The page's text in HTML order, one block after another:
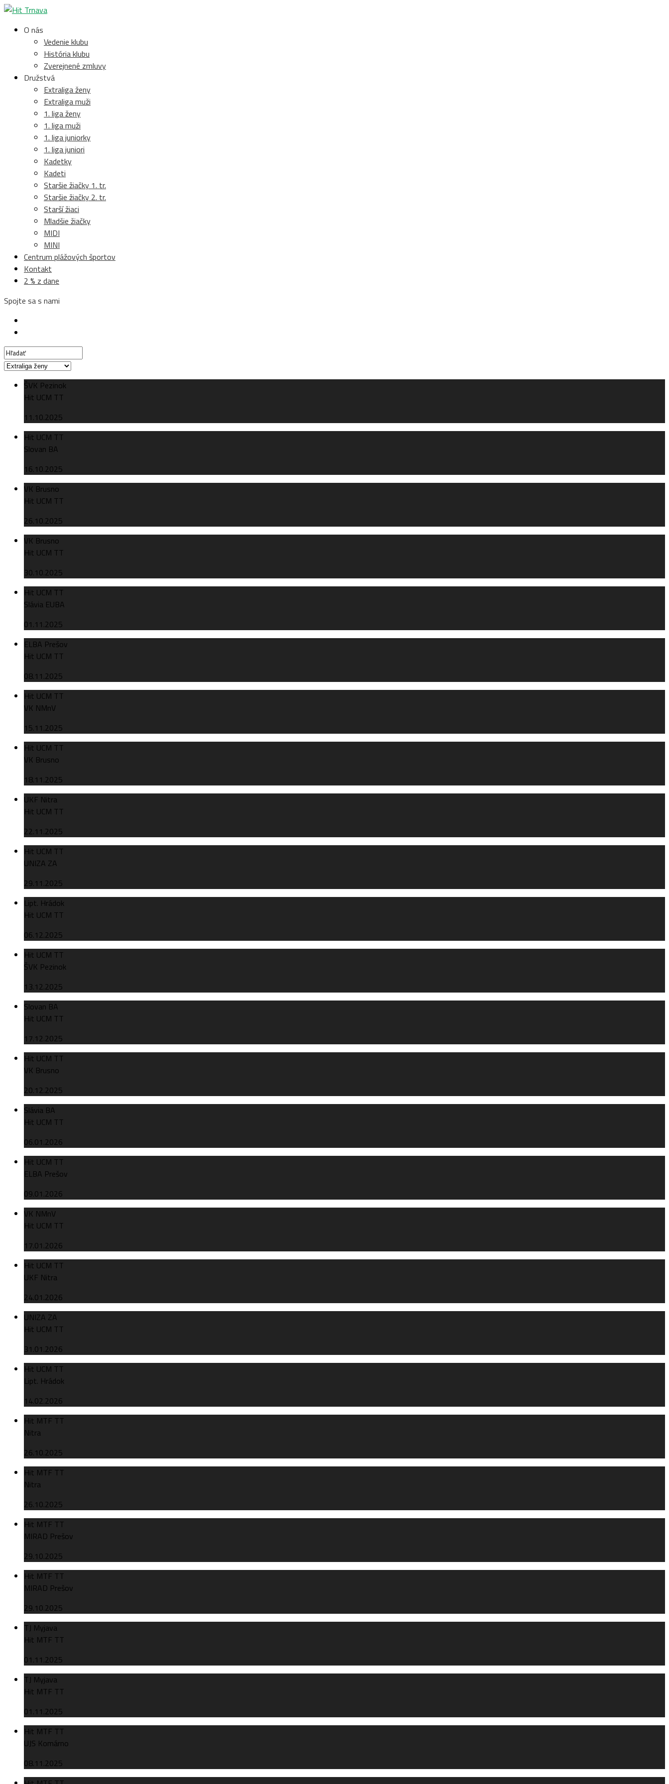
O nás
Vedenie klubu
História klubu
Zverejnené zmluvy
Družstvá
Extraliga ženy
Extraliga muži
1. liga ženy
1. liga muži
1. liga juniorky
1. liga juniori
Kadetky
Kadeti
Staršie žiačky 1. tr.
Staršie žiačky 2. tr.
Starší žiaci
Mladšie žiačky
MIDI
MINI
Centrum plážových športov
Kontakt
2 % z dane
Spojte sa s nami
ŠVK Pezinok
Hit UCM TT
11.10.2025
Hit UCM TT
Slovan BA
16.10.2025
VK Brusno
Hit UCM TT
26.10.2025
VK Brusno
Hit UCM TT
30.10.2025
Hit UCM TT
Slávia EUBA
01.11.2025
ELBA Prešov
Hit UCM TT
08.11.2025
Hit UCM TT
VK NMnV
15.11.2025
Hit UCM TT
VK Brusno
18.11.2025
UKF Nitra
Hit UCM TT
22.11.2025
Hit UCM TT
UNIZA ZA
29.11.2025
Lipt. Hrádok
Hit UCM TT
06.12.2025
Hit UCM TT
ŠVK Pezinok
13.12.2025
Slovan BA
Hit UCM TT
17.12.2025
Hit UCM TT
VK Brusno
20.12.2025
Slávia BA
Hit UCM TT
06.01.2026
Hit UCM TT
ELBA Prešov
09.01.2026
VK NMnV
Hit UCM TT
17.01.2026
Hit UCM TT
UKF Nitra
24.01.2026
UNIZA ZA
Hit UCM TT
31.01.2026
Hit UCM TT
Lipt. Hrádok
14.02.2026
Hit MTF TT
Nitra
26.10.2025
Hit MTF TT
Nitra
26.10.2025
Hit MTF TT
MIRAD Prešov
29.10.2025
Hit MTF TT
MIRAD Prešov
29.10.2025
TJ Myjava
Hit MTF TT
01.11.2025
TJ Myjava
Hit MTF TT
01.11.2025
Hit MTF TT
UJS Komárno
08.11.2025